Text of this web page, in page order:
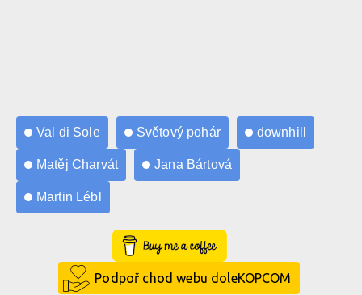
Val di Sole Světový pohár downhill
Matěj Charvát Jana Bártová
Martin Lébl
Buy Me a Coffee
Podpoř chod webu doleKOPCOM